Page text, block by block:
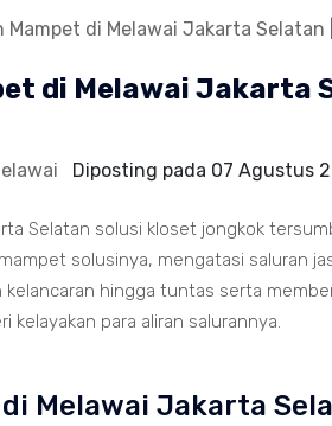
di Melawai Jakarta
Diposting pada 07 Agustus
Selatan solusi kloset jongkok
solusinya, mengatasi saluran
kelancaran hingga tuntas serta
para aliran salurannya.
Melawai Jakarta